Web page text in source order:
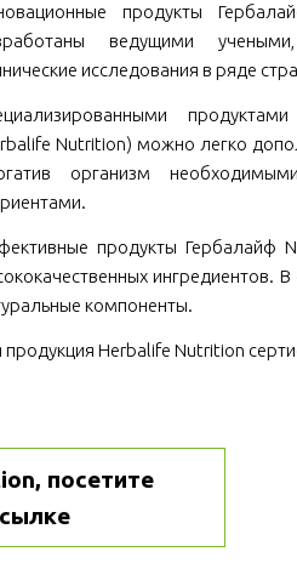
продукты
ведущими
исследования в ряде
Nutrition) можно легко
организм
продукты Гербалайф
ингредиентов.
компоненты.
продукция Herbalife Nutrition
посетите